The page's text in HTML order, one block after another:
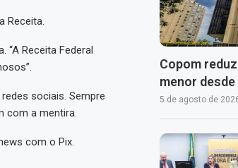
Receita.
Receita Federal
sociais. Sempre
com a mentira.
com o Pix.
Copom
menor
5 de agosto de